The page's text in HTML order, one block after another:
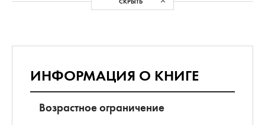
ИНФОРМАЦИЯ О КНИГЕ
Возрастное ограничение